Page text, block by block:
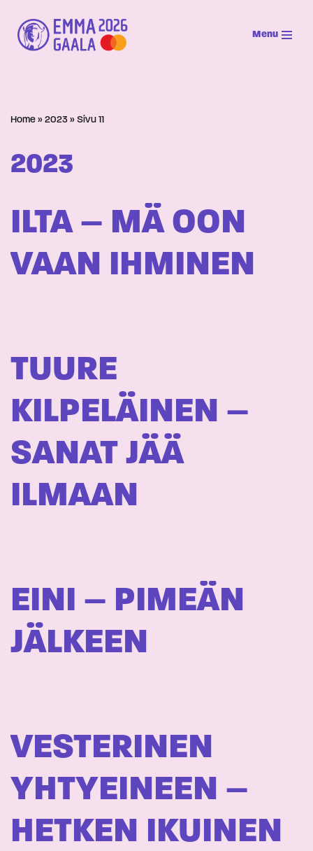
Siirry
suoraan
Menu
Home » 2023 » Sivu 11
2023
ILTA – MÄ OON
VAAN IHMINEN
TUURE
KILPELÄINEN –
SANAT JÄÄ
ILMAAN
EINI – PIMEÄN
JÄLKEEN
VESTERINEN
YHTYEINEEN –
HETKEN IKUINEN